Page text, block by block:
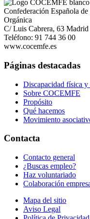
Confederación Española
Orgánica
C/ Luis Cabrera, 63 Madrid
Teléfono: 91 744 36 00
www.cocemfe.es
Páginas destacadas
Discapacidad física y
Sobre COCEMFE
Propósito
Qué hacemos
Movimiento
Contacta
Contacto general
¿Buscas empleo?
Haz voluntariado
Colaboración
Mapa del sitio
Aviso Legal